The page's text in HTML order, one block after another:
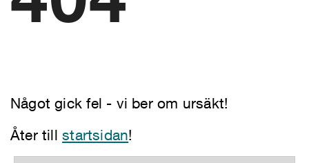
Något gick fel - vi ber om ursäkt!
Åter tillstartsidan!